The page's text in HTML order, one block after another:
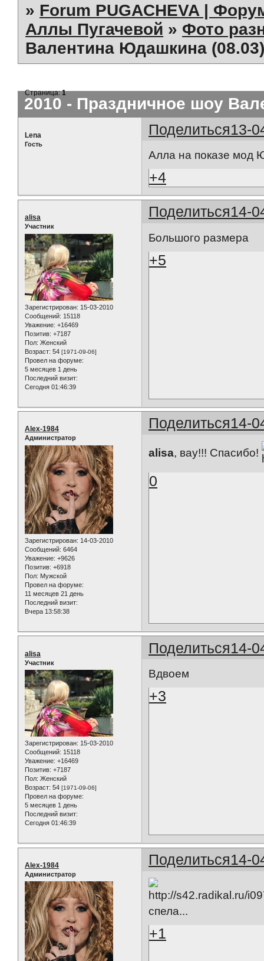
» Forum PUGACHEVA |
Аллы Пугачевой » Фото
Валентина Юдашкина
2010 - Праздничное шоу
Страница:1
Поделиться13-
Lena
Гость
Алла на показе мод
+4
Поделиться14-
alisa
Участник
Зарегистрирован: 15-03-2010
Сообщений: 15118
Уважение: +16469
Позитив: +7187
Пол: Женский
Возраст: 54 [1971-09-06]
Провел на форуме:
5 месяцев 1 день
Последний визит:
Сегодня 01:46:39
Большого размера
+5
Поделиться14-
Alex-1984
Администратор
Зарегистрирован: 14-03-2010
Сообщений: 6464
Уважение: +9626
Позитив: +6918
Пол: Мужской
Провел на форуме:
11 месяцев 21 день
Последний визит:
Вчера 13:58:38
alisa, вау!!! Спасибо!
0
Поделиться14-
alisa
Участник
Зарегистрирован: 15-03-2010
Сообщений: 15118
Уважение: +16469
Позитив: +7187
Пол: Женский
Возраст: 54 [1971-09-06]
Провел на форуме:
5 месяцев 1 день
Последний визит:
Сегодня 01:46:39
Вдвоем
+3
Поделиться14-
Alex-1984
Администратор
спела...
+1